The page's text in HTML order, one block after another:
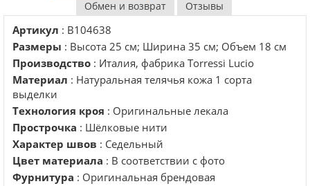
Обмен и возврат
Отзывы
Артикул : B104638
Размеры : Высота 25 см; Ширина 35 см; Объем 18 см
Производство : Италия, фабрика Torressi Lucio
Материал : Натуральная телячья кожа 1 сорта
выделки
Технология кроя : Оригинальные лекала
Прострочка : Шёлковые нити
Характер швов : Седельный
Цвет материала : В соответствии с фото
Фурнитура : Оригинальная брендовая